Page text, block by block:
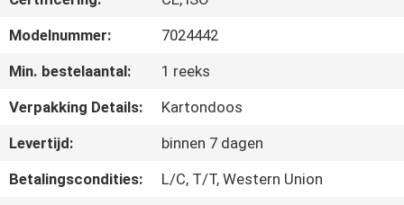
FABRIEKSREIS
KWALITEITSCONTROLE
CONTACTEER
ONS
Modelnummer:
7024442
Min. bestelaantal:
1 reeks
Verpakking Details:
Kartondoos
Levertijd:
binnen 7 dagen
Betalingscondities:
L/C, T/T, Western Union